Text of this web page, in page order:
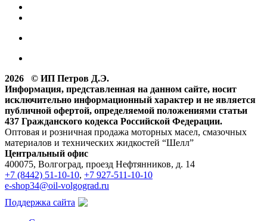
2026 © ИП Петров Д.Э.
Информация, представленная на данном сайте, носит
исключительно информационный характер и не является
публичной офертой, определяемой положениями статьи
437 Гражданского кодекса Российской Федерации.
Оптовая и розничная продажа моторных масел, смазочных
материалов и технических жидкостей “Шелл”
Центральный офис
400075, Волгоград, проезд Нефтянников, д. 14
+7 (8442) 51-10-10, +7 927-511-10-10
e-shop34@oil-volgograd.ru
Поддержка сайта